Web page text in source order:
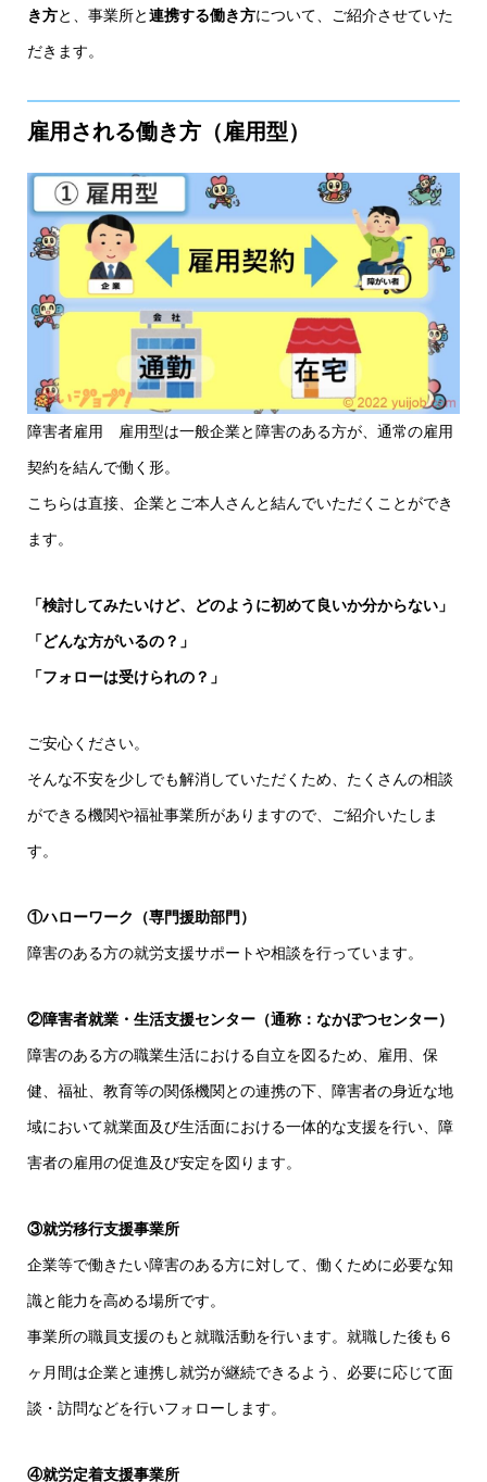
き方と、事業所と連携する働き方について、ご紹介させていた
だきます。
雇用される働き方（雇用型）
障害者雇用 雇用型は一般企業と障害のある方が、通常の雇用
契約を結んで働く形。
こちらは直接、企業とご本人さんと結んでいただくことができ
ます。
「検討してみたいけど、どのように初めて良いか分からない」
「どんな方がいるの？」
「フォローは受けられの？」
ご安心ください。
そんな不安を少しでも解消していただくため、たくさんの相談
ができる機関や福祉事業所がありますので、ご紹介いたしま
す。
①ハローワーク（専門援助部門）
障害のある方の就労支援サポートや相談を行っています。
②障害者就業・生活支援センター（通称：なかぽつセンター）
障害のある方の職業生活における自立を図るため、雇用、保
健、福祉、教育等の関係機関との連携の下、障害者の身近な地
域において就業面及び生活面における一体的な支援を行い、障
害者の雇用の促進及び安定を図ります。
③就労移行支援事業所
企業等で働きたい障害のある方に対して、働くために必要な知
識と能力を高める場所です。
事業所の職員支援のもと就職活動を行います。就職した後も６
ヶ月間は企業と連携し就労が継続できるよう、必要に応じて面
談・訪問などを行いフォローします。
④就労定着支援事業所